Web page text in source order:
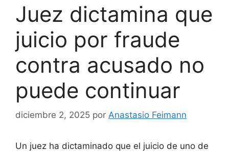
Juez dictamina que
juicio por fraude
contra acusado no
puede continuar
diciembre 2, 2025 por Anastasio Feimann
Un juez ha dictaminado que el juicio de uno de